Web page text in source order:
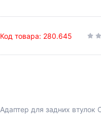
Код товара: 280.645
Адаптер для задних втулок